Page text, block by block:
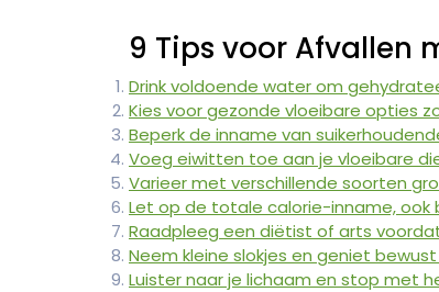
9 Tips voor Afvallen
Drink voldoende water om
Kies voor gezonde vloeibare opties
Beperk de inname van
Voeg eiwitten toe aan je vloeibare
Varieer met verschillende soorten
Let op de totale calorie-inname, ook
Raadpleeg een diëtist of arts
Neem kleine slokjes en geniet
Luister naar je lichaam en stop met